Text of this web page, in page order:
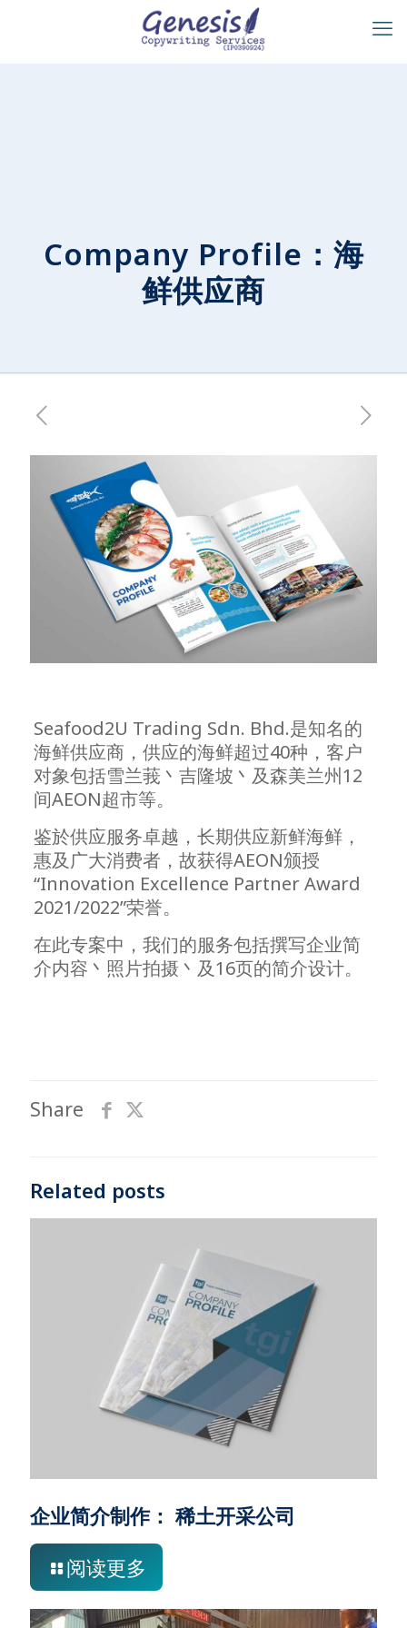
Company Profile：海
鲜供应商
Seafood2U Trading Sdn. Bhd.是知名的
海鲜供应商，供应的海鲜超过40种，客户
对象包括雪兰莪丶吉隆坡丶及森美兰州12
间AEON超市等。
鉴於供应服务卓越，长期供应新鲜海鲜，
惠及广大消费者，故获得AEON颁授
“Innovation Excellence Partner Award
2021/2022”荣誉。
在此专案中，我们的服务包括撰写企业简
介内容丶照片拍摄丶及16页的简介设计。
Share
Related posts
企业简介制作： 稀土开采公司
阅读更多